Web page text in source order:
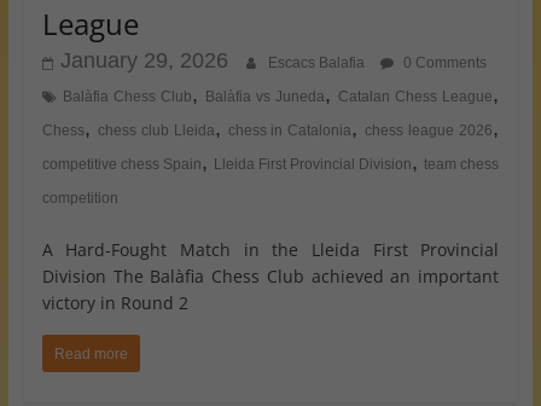
League
January 29, 2026 Escacs Balafia
0 Comments
Balàfia Chess Club, Balàfia vs Juneda, Catalan Chess League,
Chess, chess club Lleida, chess in Catalonia, chess league 2026,
competitive chess Spain, Lleida First Provincial Division,team chess
competition
A Hard-Fought Match in the Lleida First Provincial
Division The Balàfia Chess Club achieved an important
victory in Round 2
Read more